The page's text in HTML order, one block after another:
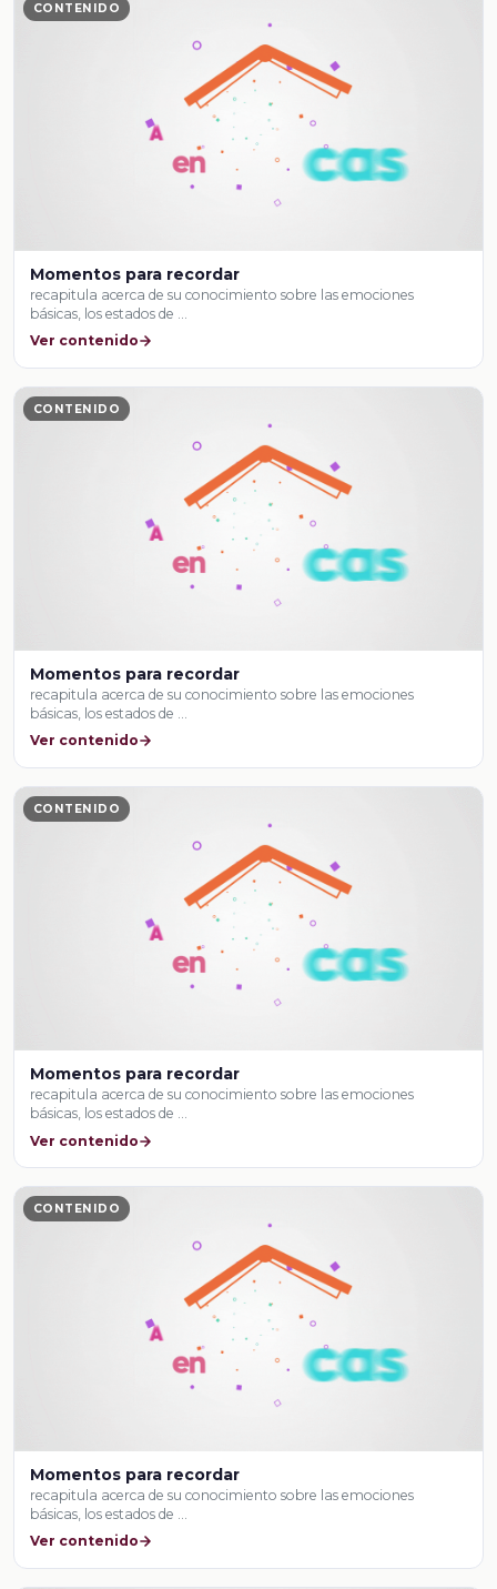
CONTENIDO
Momentos para recordar
recapitula acerca de su conocimiento sobre las emociones
básicas, los estados de …
Ver contenido
CONTENIDO
Momentos para recordar
recapitula acerca de su conocimiento sobre las emociones
básicas, los estados de …
Ver contenido
CONTENIDO
Momentos para recordar
recapitula acerca de su conocimiento sobre las emociones
básicas, los estados de …
Ver contenido
CONTENIDO
Momentos para recordar
recapitula acerca de su conocimiento sobre las emociones
básicas, los estados de …
Ver contenido